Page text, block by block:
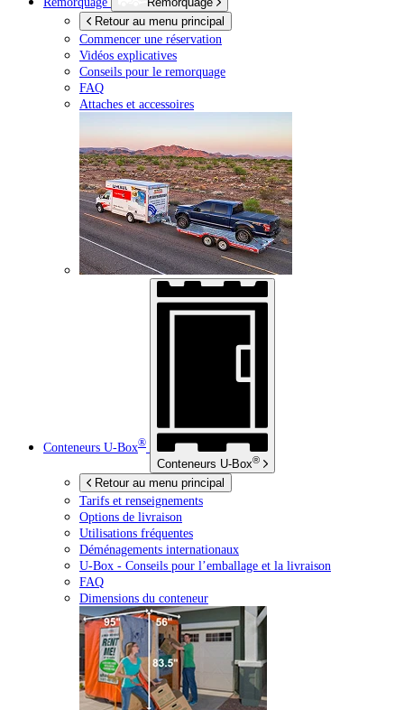
Retour au menu principal
Commencer une réservation
Vidéos explicatives
Conseils pour le remorquage
FAQ
Attaches et accessoires
Conteneurs U-Box®
Conteneurs U-Box®
Retour au menu principal
Tarifs et renseignements
Options de livraison
Utilisations fréquentes
Déménagements internationaux
U-Box - Conseils pour l’emballage et la livraison
FAQ
Dimensions du conteneur